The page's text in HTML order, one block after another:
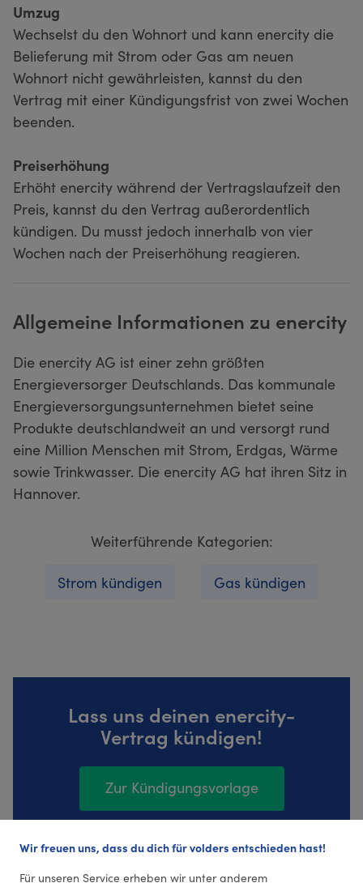
Umzug
Wechselst du den Wohnort und kann enercity die
Belieferung mit Strom oder Gas am neuen
Wohnort nicht gewährleisten, kannst du den
Vertrag mit einer Kündigungsfrist von zwei Wochen
beenden.
Preiserhöhung
Erhöht enercity während der Vertragslaufzeit den
Preis, kannst du den Vertrag außerordentlich
kündigen. Du musst jedoch innerhalb von vier
Wochen nach der Preiserhöhung reagieren.
Allgemeine Informationen zu enercity
Die enercity AG ist einer zehn größten
Energieversorger Deutschlands. Das kommunale
Energieversorgungsunternehmen bietet seine
Produkte deutschlandweit an und versorgt rund
eine Million Menschen mit Strom, Erdgas, Wärme
sowie Trinkwasser. Die enercity AG hat ihren Sitz in
Hannover.
Weiterführende Kategorien:
Strom kündigen Gas kündigen
Lass uns deinen enercity-
Vertrag kündigen!
Zur Kündigungsvorlage
126 Bewertungen (4,29 Durchschnitt)
Wir freuen uns, dass du dich für volders entschieden hast!
Für unseren Service erheben wir unter anderem